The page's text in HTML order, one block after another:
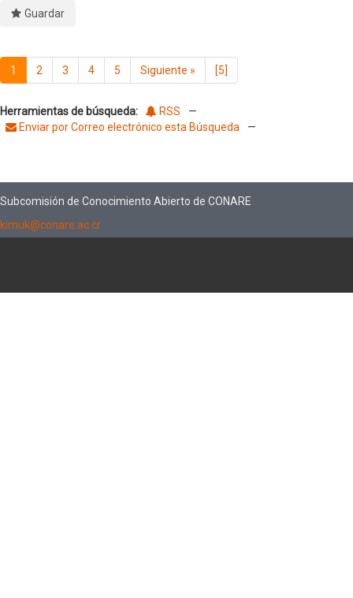
Guardar
1 2 3 4 5 Siguiente » [5]
Herramientas de búsqueda: RSS
—
Enviar por Correo electrónico esta Búsqueda
—
Subcomisión de Conocimiento Abierto de CONARE
kimuk@conare.ac.cr